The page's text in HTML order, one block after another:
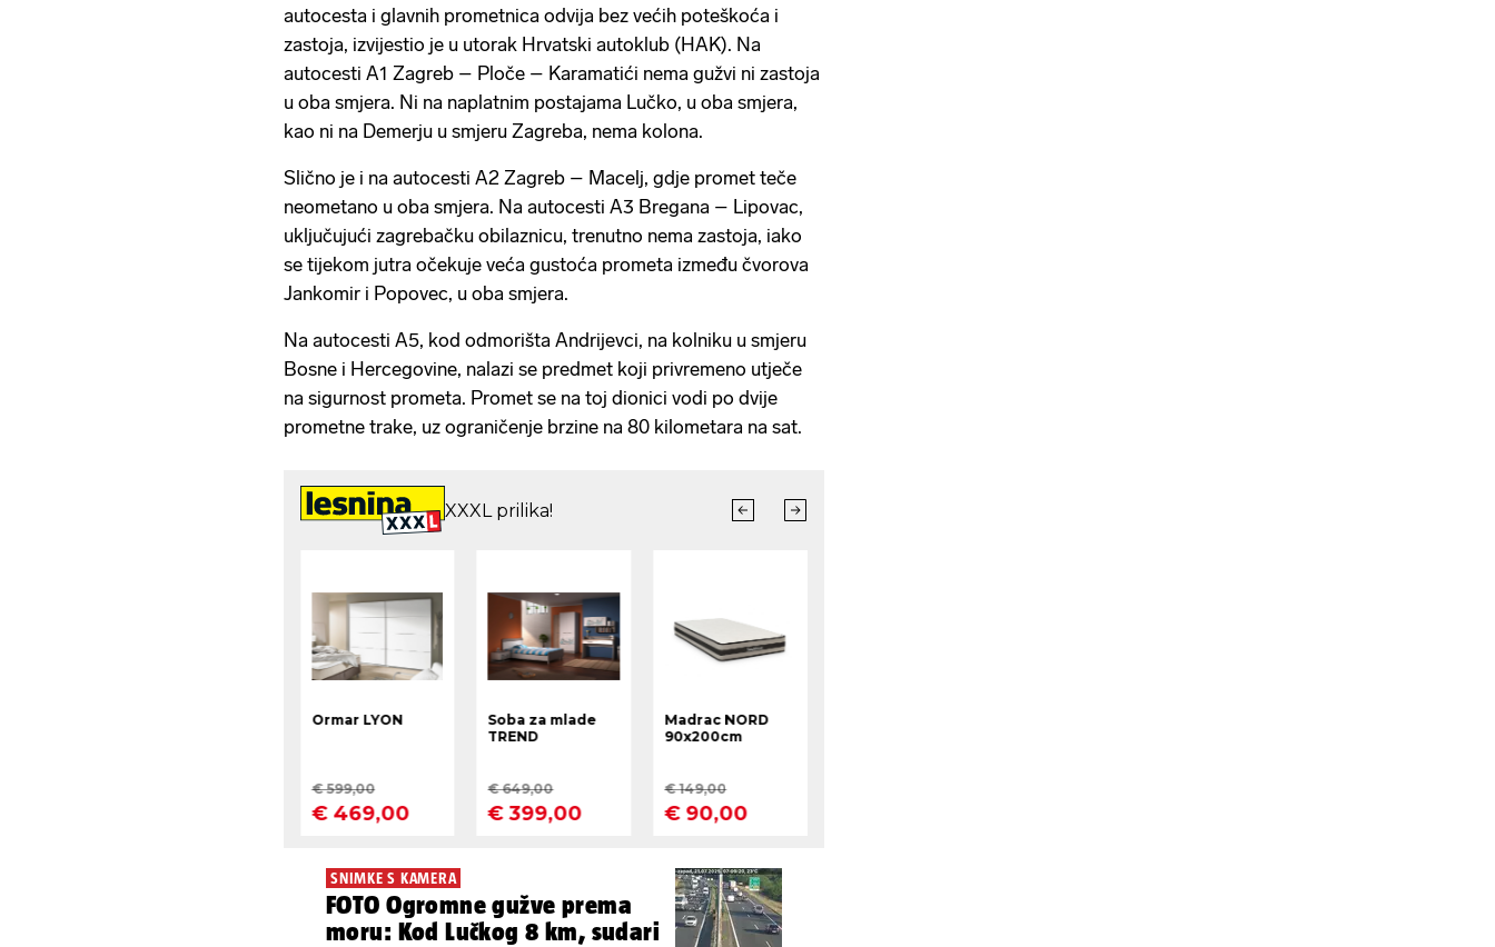
autocesta i glavnih prometnica odvija bez većih poteškoća i
zastoja, izvijestio je u utorak Hrvatski autoklub (HAK). Na
autocesti A1 Zagreb – Ploče – Karamatići nema gužvi ni zastoja
u oba smjera. Ni na naplatnim postajama Lučko, u oba smjera,
kao ni na Demerju u smjeru Zagreba, nema kolona.
Slično je i na autocesti A2 Zagreb – Macelj, gdje promet teče
neometano u oba smjera. Na autocesti A3 Bregana – Lipovac,
uključujući zagrebačku obilaznicu, trenutno nema zastoja, iako
se tijekom jutra očekuje veća gustoća prometa između čvorova
Jankomir i Popovec, u oba smjera.
Na autocesti A5, kod odmorišta Andrijevci, na kolniku u smjeru
Bosne i Hercegovine, nalazi se predmet koji privremeno utječe
na sigurnost prometa. Promet se na toj dionici vodi po dvije
prometne trake, uz ograničenje brzine na 80 kilometara na sat.
SNIMKE S KAMERA
FOTO Ogromne gužve prema
moru: Kod Lučkog 8 km, sudari